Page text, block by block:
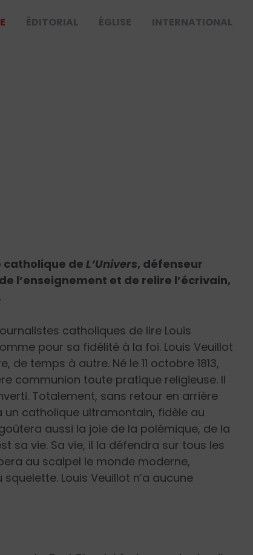
ÉDITORIAL ÉGLISE INTERNATIONAL
catholique deL’Univers, défenseur
l’enseignement et de relire l’écrivain,
catholiques de lire Louis
pour sa fidélité à la foi. Louis Veuillot
temps à autre. Né le 11 octobre 1813,
communion toute pratique religieuse. Il
Totalement, sans retour en arrière
un catholique ultramontain, fidèle au
aussi la joie de la polémique, de la
sa vie. Sa vie, il la défendra sur tous les
au scalpel le monde moderne,
Louis Veuillot n’a aucune